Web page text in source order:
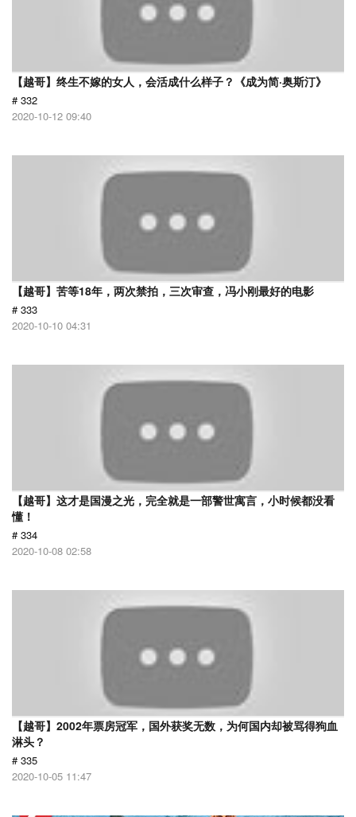
【越哥】终生不嫁的女人，会活成什么样子？《成为简·奥斯汀》
# 332
2020-10-12 09:40
【越哥】苦等18年，两次禁拍，三次审查，冯小刚最好的电影
# 333
2020-10-10 04:31
【越哥】这才是国漫之光，完全就是一部警世寓言，小时候都没看
懂！
# 334
2020-10-08 02:58
【越哥】2002年票房冠军，国外获奖无数，为何国内却被骂得狗血
淋头？
# 335
2020-10-05 11:47